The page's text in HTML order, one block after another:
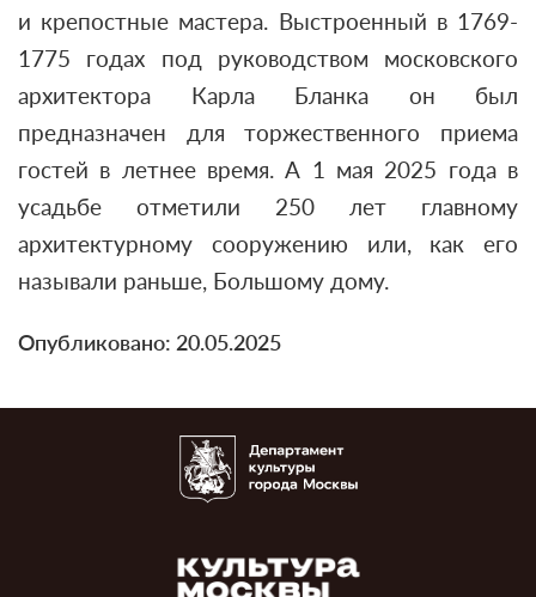
и крепостные мастера. Выстроенный в 1769-
1775 годах под руководством московского
архитектора Карла Бланка он был
предназначен для торжественного приема
гостей в летнее время. А 1 мая 2025 года в
усадьбе отметили 250 лет главному
архитектурному сооружению или, как его
называли раньше, Большому дому.
Опубликовано: 20.05.2025